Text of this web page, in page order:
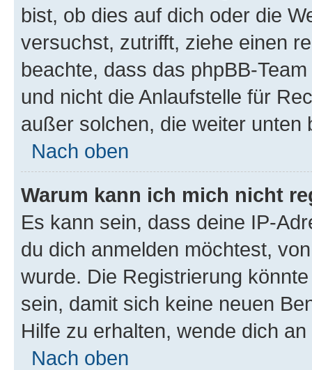
bist, ob dies auf dich oder die
versuchst, zutrifft, ziehe einen
beachte, dass das phpBB-
und nicht die Anlaufstelle für
außer solchen, die weiter unten
Nach oben
Warum kann ich mich nicht
Es kann sein, dass deine IP-
du dich anmelden möchtest,
wurde. Die Registrierung
sein, damit sich keine neuen
Hilfe zu erhalten, wende dich
Nach oben